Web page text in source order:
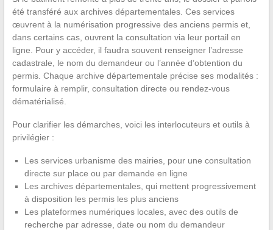
été transféré aux archives départementales. Ces services
œuvrent à la numérisation progressive des anciens permis et,
dans certains cas, ouvrent la consultation via leur portail en
ligne. Pour y accéder, il faudra souvent renseigner l’adresse
cadastrale, le nom du demandeur ou l’année d’obtention du
permis. Chaque archive départementale précise ses modalités :
formulaire à remplir, consultation directe ou rendez-vous
dématérialisé.
Pour clarifier les démarches, voici les interlocuteurs et outils à
privilégier :
Les services urbanisme des mairies, pour une consultation
directe sur place ou par demande en ligne
Les archives départementales, qui mettent progressivement
à disposition les permis les plus anciens
Les plateformes numériques locales, avec des outils de
recherche par adresse, date ou nom du demandeur